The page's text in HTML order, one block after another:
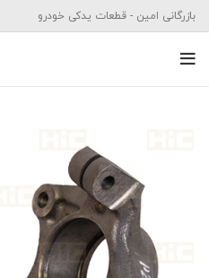
بازرگانی امین - قطعات یدکی خودرو